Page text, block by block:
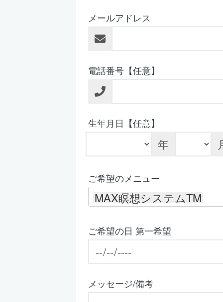
メールアドレス
電話番号【任意】
生年月日【任意】
年
ご希望のメニュー
MAX瞑想システムTM
ご希望の日 第一希望
メッセージ/備考